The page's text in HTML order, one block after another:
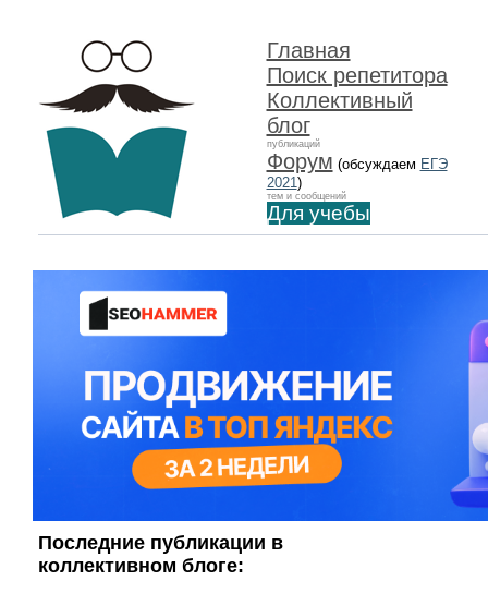
Главная
Поиск репетитора
Коллективный
блог
публикаций
Форум (обсуждаем ЕГЭ
2021)
тем и сообщений
Для учебы
Последние публикации в
коллективном блоге: